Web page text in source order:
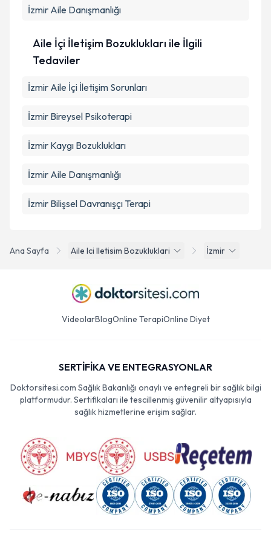
Ana Sayfa Aile Ici Iletisim Bozukluklari İzmir
İzmir Aile Danışmanlığı
Aile İçi İletişim Bozuklukları ile İlgili
Tedaviler
İzmir Aile İçi İletişim Sorunları
İzmir Bireysel Psikoterapi
İzmir Kaygı Bozuklukları
İzmir Aile Danışmanlığı
İzmir Bilişsel Davranışçı Terapi
VideolarBlogOnline TerapiOnline Diyet
SERTİFİKA VE ENTEGRASYONLAR
Doktorsitesi.com Sağlık Bakanlığı onaylı ve entegreli bir sağlık bilgi
platformudur. Sertifikaları ile tescillenmiş güvenilir altyapısıyla
sağlık hizmetlerine erişim sağlar.